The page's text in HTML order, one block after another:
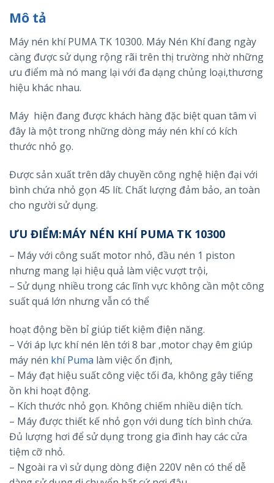
Mô tả
Máy nén khí PUMA TK 10300. Máy Nén Khí đang ngày
càng được sử dụng rộng rãi trên thị trường nhờ những
ưu điểm mà nó mang lại với đa dạng chủng loại,thương
hiệu khác nhau.
Máy hiện đang được khách hàng đặc biệt quan tâm vì
đây là một trong những dòng máy nén khí có kích
thước nhỏ gọ.
Được sản xuất trên dây chuyền công nghệ hiện đại với
bình chứa nhỏ gọn 45 lít. Chất lượng đảm bảo, an toàn
cho người sử dụng.
ƯU ĐIỂM:MÁY NÉN KHÍ PUMA TK 10300
– Máy với công suất motor nhỏ, đầu nén 1 piston
nhưng mang lại hiệu quả làm việc vượt trội,
– Sử dụng nhiều trong các lĩnh vực không cần một công
suất quá lớn nhưng vẫn có thể
hoạt động bền bỉ giúp tiết kiệm điện năng.
– Với áp lực khí nén lên tới 8 bar ,motor chạy êm giúp
máy nén khí Puma làm việc ổn định,
– Máy đạt hiệu suất công việc tối đa, không gây tiếng
ồn khi hoạt động.
– Kích thước nhỏ gọn. Không chiếm nhiều diện tích.
– Máy được thiết kế nhỏ gọn với dung tích bình chứa.
Đủ lượng hơi để sử dụng trong gia đình hay các cửa
tiệm cỡ nhỏ.
– Ngoài ra vì sử dụng dòng điện 220V nên có thể dễ